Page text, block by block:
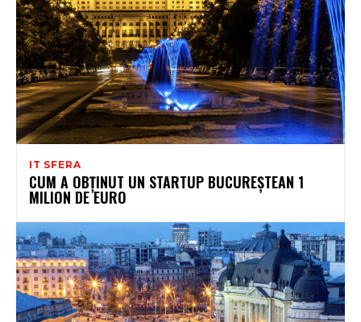
IT SFERA
CUM A OBȚINUT UN STARTUP BUCUREȘTEAN 1
MILION DE EURO